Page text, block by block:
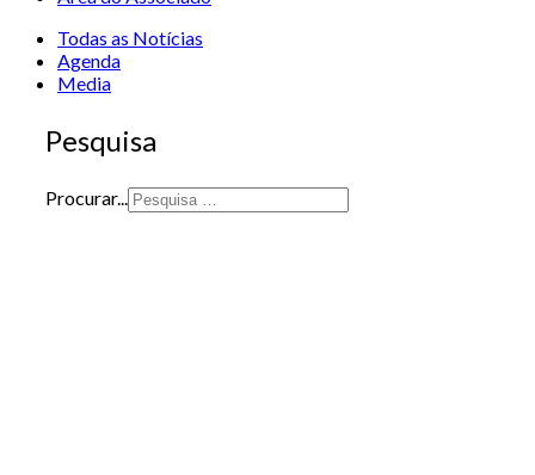
Todas as Notícias
Agenda
Media
Pesquisa
Procurar...